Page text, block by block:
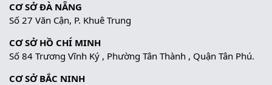
CƠ SỞ ĐÀ NẴNG
Số 27 Văn Cận, P. Khuê Trung
CƠ SỞ HỒ CHÍ MINH
Số 84 Trương Vĩnh Ký , Phường Tân Thành , Quận Tân Phú.
CƠ SỞ BẮC NINH